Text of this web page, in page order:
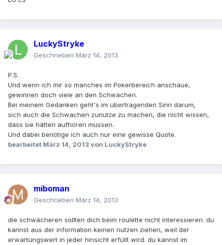
LuckyStryke
Geschrieben März 14, 2013
P.S.
Und wenn ich mir so manches im Pokerbereich anschaue,
gewinnen doch viele an den Schwachen.
Bei meinem Gedanken geht's im übertragenden Sinn darum,
sich auch die Schwachen zunutze zu machen, die nicht wissen,
dass sie hätten aufhören müssen.
Und dabei benötige ich auch nur eine gewisse Quote.
bearbeitet März 14, 2013 von LuckyStryke
miboman
Geschrieben März 14, 2013
die schwächeren sollten dich beim roulette nicht interessieren. du
kannst aus der information keinen nutzen ziehen, weil der
erwartungswert in jeder hinsicht erfüllt wird. du kannst im